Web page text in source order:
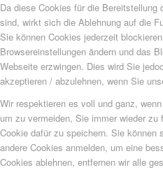
Da diese Cookies für die Bereitstellung
sind, wirkt sich die Ablehnung auf die
Sie können Cookies jederzeit
Browsereinstellungen ändern und das
Webseite erzwingen. Dies wird Sie
akzeptieren / abzulehnen, wenn Sie
Wir respektieren es voll und ganz,
um zu vermeiden, Sie immer wieder
Cookie dafür zu speichern. Sie können
andere Cookies anmelden, um eine
Cookies ablehnen, entfernen wir alle